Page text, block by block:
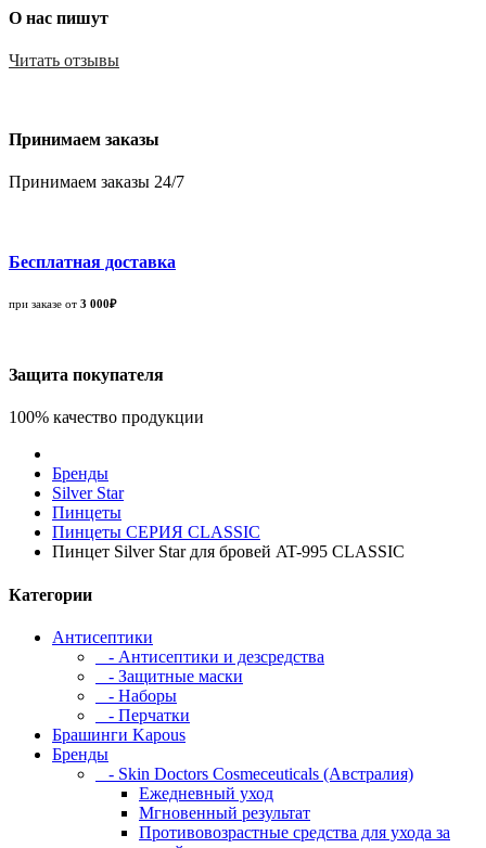
О нас пишут
Читать отзывы
Принимаем заказы
Принимаем заказы 24/7
Бесплатная доставка
при заказе от 3 000₽
Защита покупателя
100% качество продукции
Бренды
Silver Star
Пинцеты
Пинцеты СЕРИЯ CLASSIC
Пинцет Silver Star для бровей AT-995 CLASSIC
Категории
Антисептики
- Антисептики и дезсредства
- Защитные маски
- Наборы
- Перчатки
Брашинги Kapous
Бренды
- Skin Doctors Cosmeceuticals (Австралия)
Ежедневный уход
Мгновенный результат
Противовозрастные средства для ухода за